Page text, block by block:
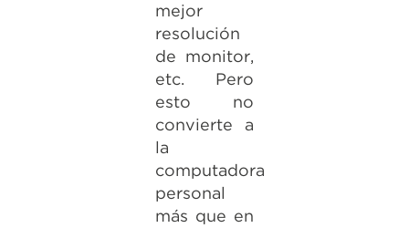
mejor
resolución
de monitor,
etc. Pero
esto no
convierte a
la
computadora
personal
más que en